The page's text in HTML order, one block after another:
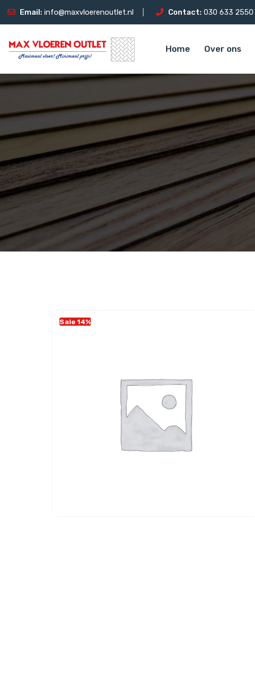
Email: info@maxvloerenoutlet.nl Contact: 030 633 2550
Home Over ons
Sale 14%